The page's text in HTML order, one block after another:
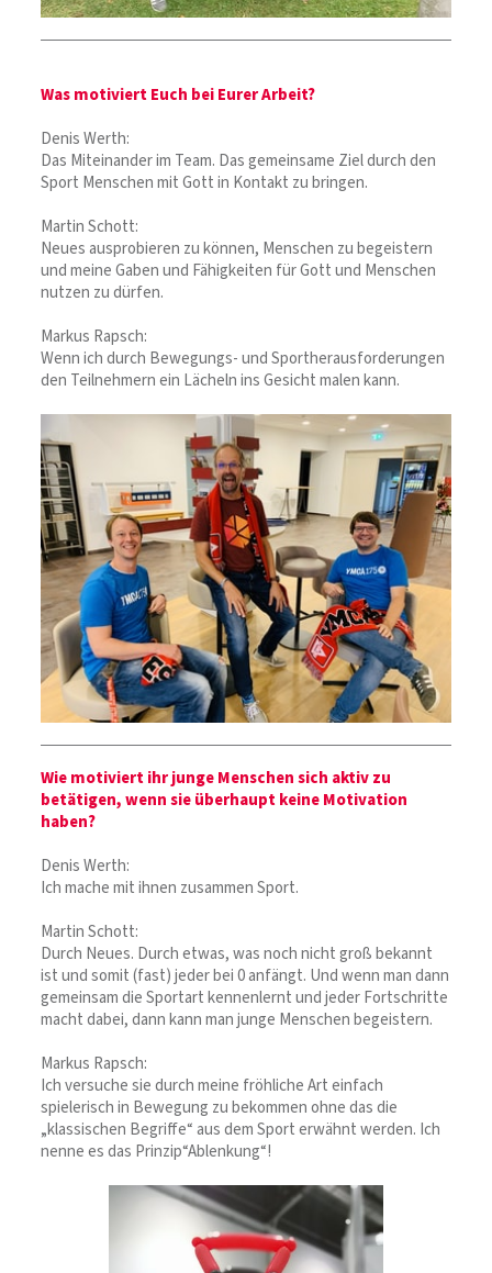
Was motiviert Euch bei Eurer Arbeit?
Denis Werth:
Das Miteinander im Team. Das gemeinsame Ziel durch den
Sport Menschen mit Gott in Kontakt zu bringen.
Martin Schott:
Neues ausprobieren zu können, Menschen zu begeistern
und meine Gaben und Fähigkeiten für Gott und Menschen
nutzen zu dürfen.
Markus Rapsch:
Wenn ich durch Bewegungs- und Sportherausforderungen
den Teilnehmern ein Lächeln ins Gesicht malen kann.
Wie motiviert ihr junge Menschen sich aktiv zu
betätigen, wenn sie überhaupt keine Motivation
haben?
Denis Werth:
Ich mache mit ihnen zusammen Sport.
Martin Schott:
Durch Neues. Durch etwas, was noch nicht groß bekannt
ist und somit (fast) jeder bei 0 anfängt. Und wenn man dann
gemeinsam die Sportart kennenlernt und jeder Fortschritte
macht dabei, dann kann man junge Menschen begeistern.
Markus Rapsch:
Ich versuche sie durch meine fröhliche Art einfach
spielerisch in Bewegung zu bekommen ohne das die
„klassischen Begriffe“ aus dem Sport erwähnt werden. Ich
nenne es das Prinzip“Ablenkung“!